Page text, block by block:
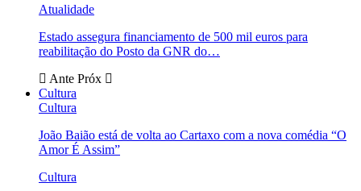
Atualidade
Estado assegura financiamento de 500 mil euros para
reabilitação do Posto da GNR do…
Ante Próx
Cultura
Cultura
João Baião está de volta ao Cartaxo com a nova comédia “O
Amor É Assim”
Cultura